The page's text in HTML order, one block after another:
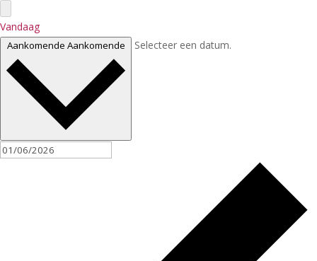
Vandaag
Aankomende Aankomende Selecteer een datum.